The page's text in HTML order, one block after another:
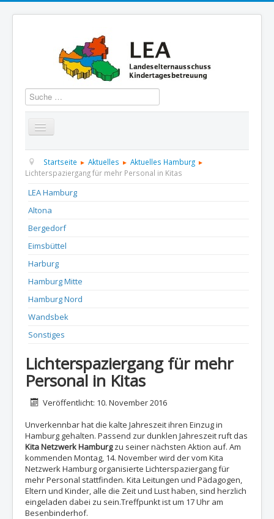
Suchen
Startseite Über uns Aktuelles Termine
Informationen
Kontakt
Startseite Aktuelles
Aktuelles Hamburg
Lichterspaziergang für mehr Personal in Kitas
LEA Hamburg
Altona
Bergedorf
Eimsbüttel
Harburg
Hamburg Mitte
Hamburg Nord
Wandsbek
Sonstiges
Lichterspaziergang für mehr
Personal in Kitas
DetailsVeröffentlicht: 10. November 2016
Unverkennbar hat die kalte Jahreszeit ihren Einzug in
Hamburg gehalten. Passend zur dunklen Jahreszeit ruft das
Kita Netzwerk Hamburgzu seiner nächsten Aktion auf. Am
kommenden Montag, 14. November wird der vom Kita
Netzwerk Hamburg organisierte Lichterspaziergang für
mehr Personal stattfinden. Kita Leitungen und Pädagogen,
Eltern und Kinder, alle die Zeit und Lust haben, sind herzlich
eingeladen dabei zu sein.Treffpunkt ist um 17 Uhr am
Besenbinderhof.